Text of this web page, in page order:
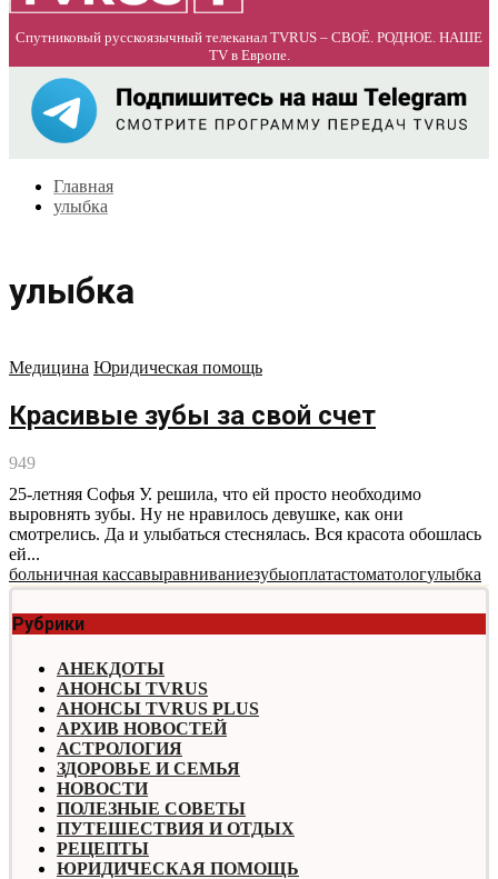
Спутниковый русскоязычный телеканал TVRUS – СВОЁ. РОДНОЕ. НАШЕ
TV в Европе.
Главная
улыбка
улыбка
Медицина Юридическая помощь
Красивые зубы за свой счет
949
25-летняя Софья У. решила, что ей просто необходимо
выровнять зубы. Ну не нравилось девушке, как они
смотрелись. Да и улыбаться стеснялась. Вся красота обошлась
ей...
больничная кассавыравниваниезубыоплатастоматологулыбка
Рубрики
АНЕКДОТЫ
АНОНСЫ TVRUS
АНОНСЫ TVRUS PLUS
АРХИВ НОВОСТЕЙ
АСТРОЛОГИЯ
ЗДОРОВЬЕ И СЕМЬЯ
НОВОСТИ
ПОЛЕЗНЫЕ СОВЕТЫ
ПУТЕШЕСТВИЯ И ОТДЫХ
РЕЦЕПТЫ
ЮРИДИЧЕСКАЯ ПОМОЩЬ